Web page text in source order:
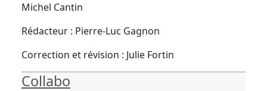
Michel Cantin
Rédacteur : Pierre-Luc Gagnon
Correction et révision : Julie Fortin
Collabo